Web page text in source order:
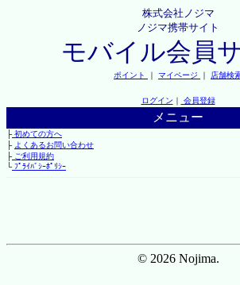
株式会社ノジマ
ノジマ携帯サイト
モバイル会員
ポイント ｜ マイページ ｜ 店舗検
ログイン ｜ 会員登録
メニュー
├初めての方へ
├ よくあるお問い合わせ
├ご利用規約
└ﾌﾟﾗｲﾊﾞｼｰﾎﾟﾘｼｰ
© 2026 Nojima.